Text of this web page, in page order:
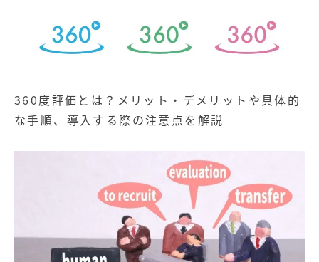
360度評価とは？メリット・デメリットや具体的
な手順、導入する際の注意点を解説